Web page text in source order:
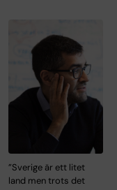
”Sverige är ett litet
land men trots det